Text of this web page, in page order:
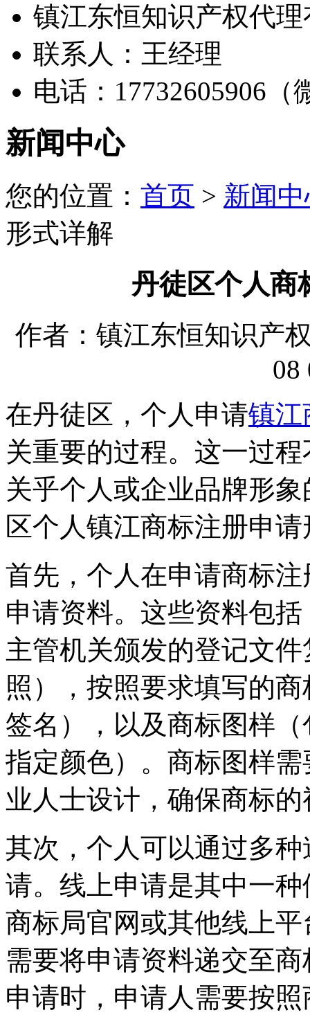
镇江东恒知识产权代
联系人：王经理
电话：17732605906（
新闻中心
您的位置： 首页 > 新闻
形式详解
丹徒区个人商
作者：镇江东恒知识产
08
在丹徒区，个人申请镇江
关重要的过程。这一过
关乎个人或企业品牌形
区个人镇江商标注册申
首先，个人在申请商标
申请资料。这些资料包
主管机关颁发的登记文
照），按照要求填写的
签名），以及商标图样
指定颜色）。商标图样
业人士设计，确保商标
其次，个人可以通过多
请。线上申请是其中一
商标局官网或其他线上
需要将申请资料递交至
申请时，申请人需要按